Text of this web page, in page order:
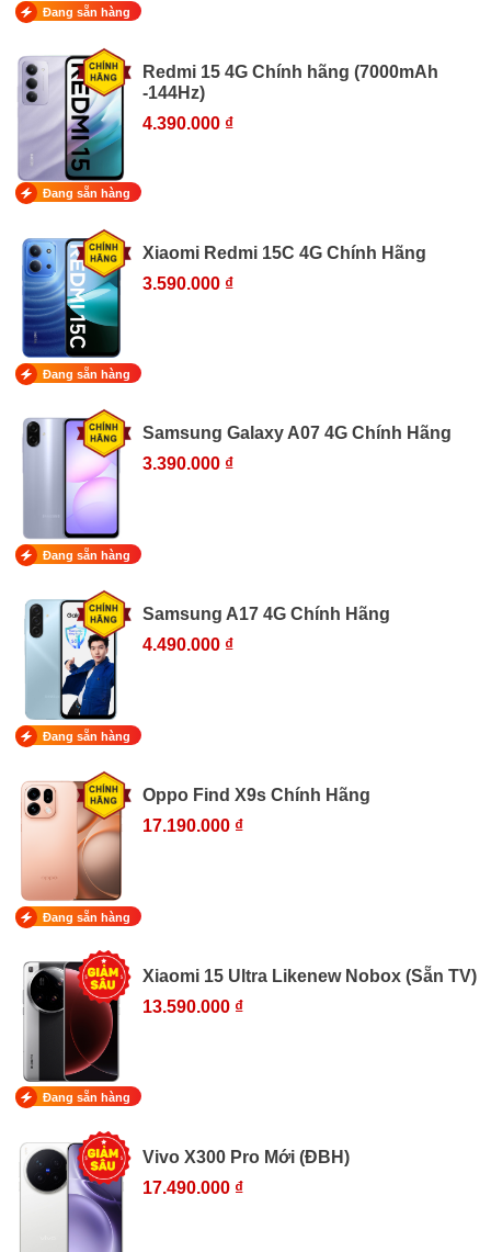
Đang sẵn hàng
Redmi 15 4G Chính hãng (7000mAh
-144Hz)
4.390.000 ₫
Đang sẵn hàng
Xiaomi Redmi 15C 4G Chính Hãng
3.590.000 ₫
Đang sẵn hàng
Samsung Galaxy A07 4G Chính Hãng
3.390.000 ₫
Đang sẵn hàng
Samsung A17 4G Chính Hãng
4.490.000 ₫
Đang sẵn hàng
Oppo Find X9s Chính Hãng
17.190.000 ₫
Đang sẵn hàng
Xiaomi 15 Ultra Likenew Nobox (Sẵn TV)
13.590.000 ₫
Đang sẵn hàng
Vivo X300 Pro Mới (ĐBH)
17.490.000 ₫